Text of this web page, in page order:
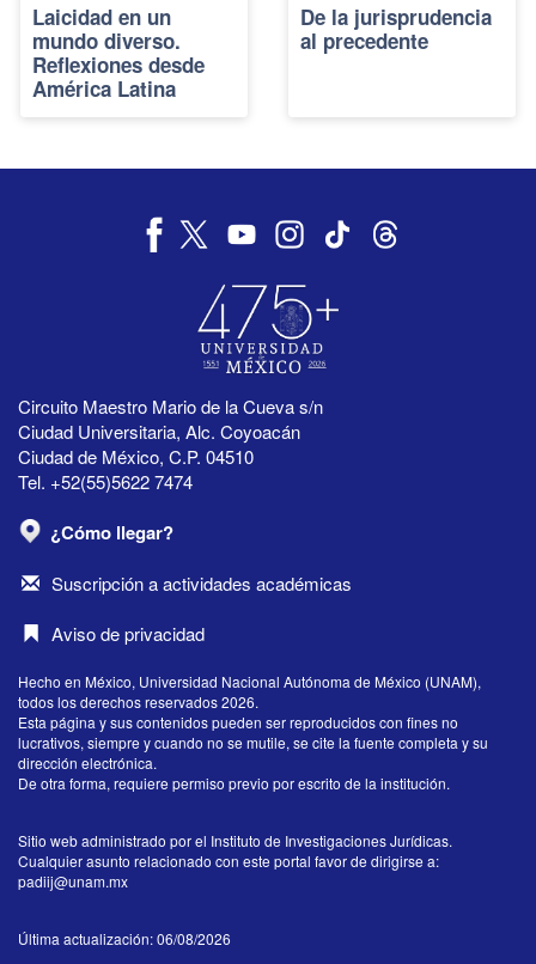
Laicidad en un
mundo diverso.
Reflexiones desde
América Latina
De la jurisprudencia
al precedente
Circuito Maestro Mario de la Cueva s/n
Ciudad Universitaria, Alc. Coyoacán
Ciudad de México, C.P. 04510
Tel. +52(55)5622 7474
¿Cómo llegar?
Suscripción a actividades académicas
Aviso de privacidad
Hecho en México, Universidad Nacional Autónoma de México (UNAM),
todos los derechos reservados 2026.
Esta página y sus contenidos pueden ser reproducidos con fines no
lucrativos, siempre y cuando no se mutile, se cite la fuente completa y su
dirección electrónica.
De otra forma, requiere permiso previo por escrito de la institución.
Sitio web administrado por el Instituto de Investigaciones Jurídicas.
Cualquier asunto relacionado con este portal favor de dirigirse a:
padiij@unam.mx
Última actualización: 06/08/2026